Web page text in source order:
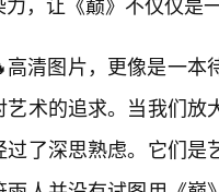
高清图片，更像是一
艺术的追求。当我们
过了深思熟虑。它们